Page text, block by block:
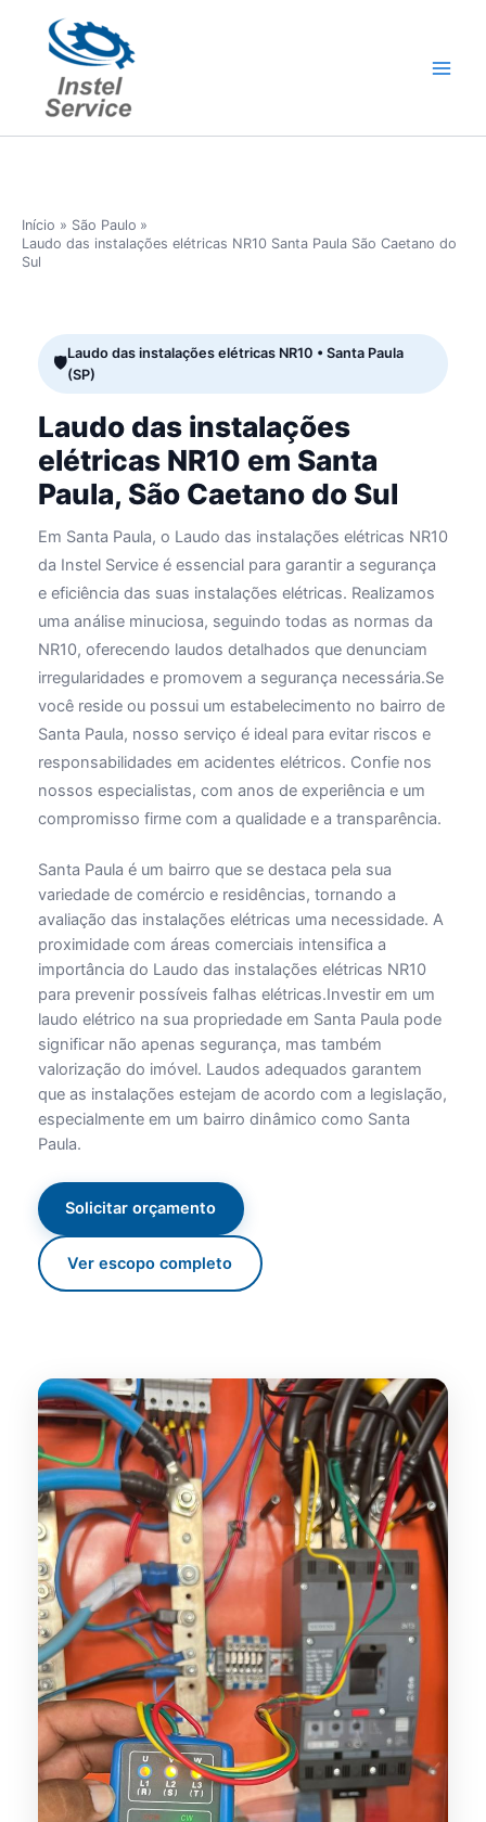
conteúdo
Início
São Paulo
Laudo das instalações elétricas NR10 Santa Paula São Caetano do
Sul
Laudo das instalações elétricas NR10 • Santa Paula
(SP)
Laudo das instalações
elétricas NR10 em Santa
Paula, São Caetano do Sul
Em Santa Paula, o Laudo das instalações elétricas NR10
da Instel Service é essencial para garantir a segurança
e eficiência das suas instalações elétricas. Realizamos
uma análise minuciosa, seguindo todas as normas da
NR10, oferecendo laudos detalhados que denunciam
irregularidades e promovem a segurança necessária.Se
você reside ou possui um estabelecimento no bairro de
Santa Paula, nosso serviço é ideal para evitar riscos e
responsabilidades em acidentes elétricos. Confie nos
nossos especialistas, com anos de experiência e um
compromisso firme com a qualidade e a transparência.
Santa Paula é um bairro que se destaca pela sua
variedade de comércio e residências, tornando a
avaliação das instalações elétricas uma necessidade. A
proximidade com áreas comerciais intensifica a
importância do Laudo das instalações elétricas NR10
para prevenir possíveis falhas elétricas.Investir em um
laudo elétrico na sua propriedade em Santa Paula pode
significar não apenas segurança, mas também
valorização do imóvel. Laudos adequados garantem
que as instalações estejam de acordo com a legislação,
especialmente em um bairro dinâmico como Santa
Paula.
Solicitar orçamento
Ver escopo completo